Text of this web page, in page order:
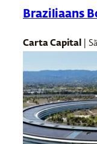
Braziliaans
Carta Capital |